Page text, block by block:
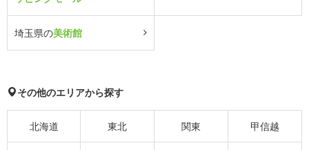
埼玉県の美術館
その他のエリアから探す
北海道 東北 関東 甲信越